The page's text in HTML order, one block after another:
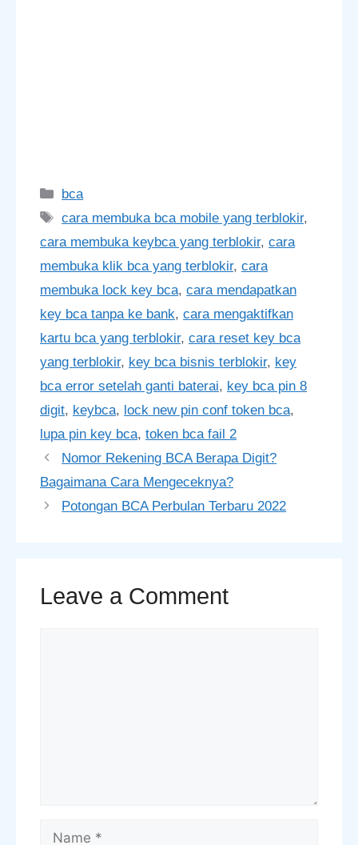
Categories
bca
Tags
cara membuka bca mobile yang terblokir,
cara membuka keybca yang terblokir, cara
membuka klik bca yang terblokir, cara
membuka lock key bca, cara mendapatkan
key bca tanpa ke bank, cara mengaktifkan
kartu bca yang terblokir, cara reset key bca
yang terblokir, key bca bisnis terblokir, key
bca error setelah ganti baterai, key bca pin 8
digit, keybca, lock new pin conf token bca,
lupa pin key bca, token bca fail 2
Nomor Rekening BCA Berapa Digit?
Bagaimana Cara Mengeceknya?
Potongan BCA Perbulan Terbaru 2022
Leave a Comment
Name